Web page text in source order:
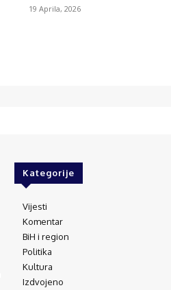
19 Aprila, 2026
Kategorije
Vijesti
Komentar
BiH i region
Politika
Kultura
Izdvojeno